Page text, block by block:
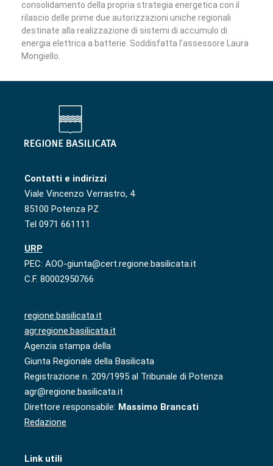
consolidamento della propria strategia energetica con il
rilascio delle prime due autorizzazioni uniche regionali
destinate alla realizzazione di sistemi di accumulo di
energia elettrica a batterie. Soddisfatta l’assessore Laura
Mongiello.
Contatti e indirizzi
Viale Vincenzo Verrastro, 4
85100 Potenza PZ
Tel 0971 661111
URP
PEC: AOO-giunta@cert.regione.basilicata.it
C.F. 80002950766
regione.basilicata.it
agr.regione.basilicata.it
Agenzia stampa della
Giunta Regionale della Basilicata
Registrazione n. 209/1995 al Tribunale di Potenza
agr@regione.basilicata.it
Direttore responsabile: Massimo Brancati
Redazione
Link utili